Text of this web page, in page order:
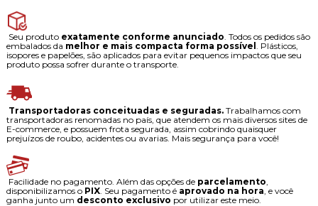
Seu produto exatamente conforme anunciado . Todos os pedidos são
embalados da melhor e mais compacta forma possível . Plásticos,
isopores e papelões, são aplicados para evitar pequenos impactos que seu
produto possa sofrer durante o transporte.
Transportadoras conceituadas e seguradas.Trabalhamos com
transportadoras renomadas no país, que atendem os mais diversos sites de
E-commerce, e possuem frota segurada, assim cobrindo quaisquer
prejuízos de roubo, acidentes ou avarias. Mais segurança para você!
Facilidade no pagamento. Além das opções de parcelamento
disponibilizamos o PIX. Seu pagamento é aprovado na hora , e você
ganha junto um desconto exclusivo por utilizar este meio.